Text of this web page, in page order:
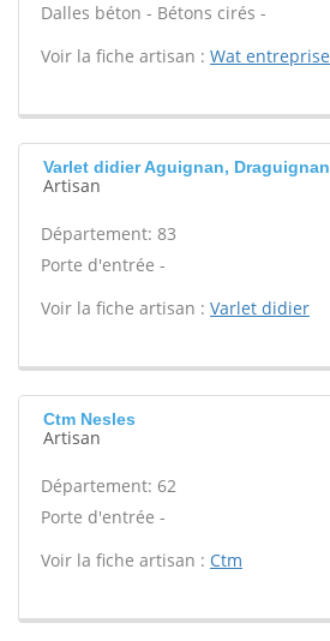
Dalles béton - Bétons cirés -
Voir la fiche artisan : Wat entreprise
Varlet didier Aguignan, Draguignan
Artisan
Département: 83
Porte d'entrée -
Voir la fiche artisan : Varlet didier
Ctm Nesles
Artisan
Département: 62
Porte d'entrée -
Voir la fiche artisan : Ctm